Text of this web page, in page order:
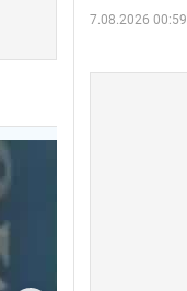
7.08.2026 00:59